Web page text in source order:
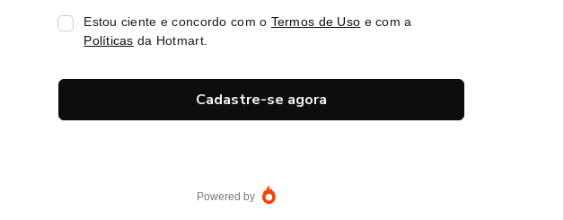
Estou ciente e concordo com o Termos de Uso e com a
Políticas da Hotmart.
Cadastre-se agora
Powered by